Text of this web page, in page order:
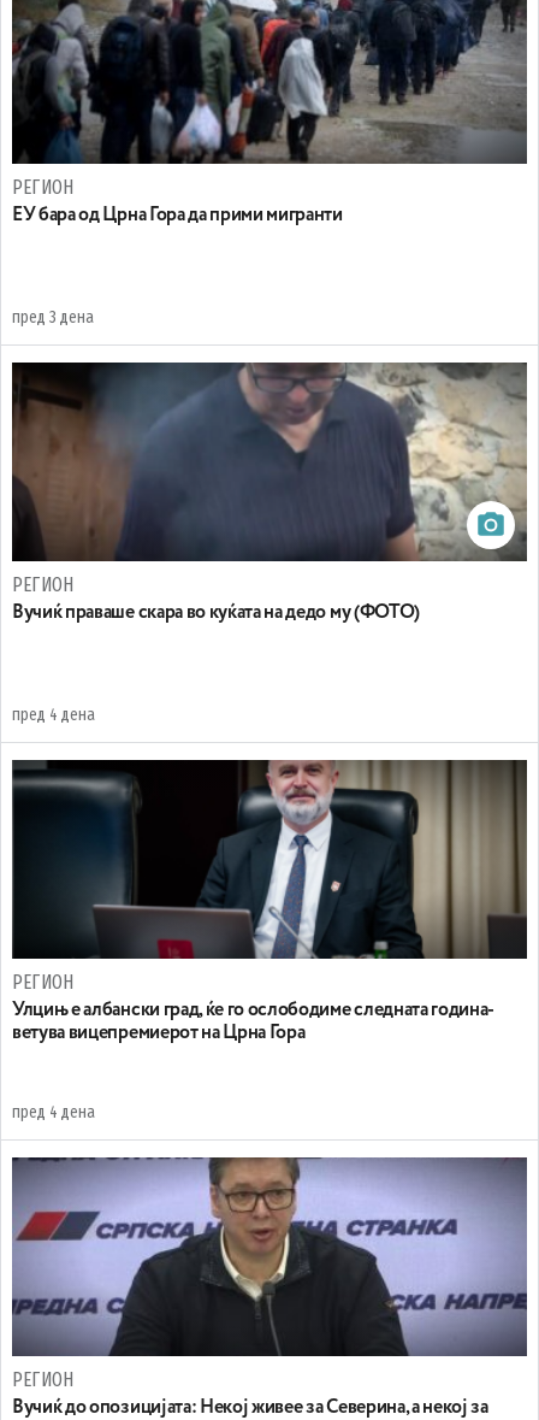
РЕГИОН
EУ бара од Црна Гора да прими мигранти
пред 3 дена
РЕГИОН
Вучиќ праваше скара во куќата на дедо му (ФОТО)
пред 4 дена
РЕГИОН
Улцињ е албански град, ќе го ослободиме следната година-
ветува вицепремиерот на Црна Гора
пред 4 дена
РЕГИОН
Вучиќ до опозицијата: Некој живее за Северина, а некој за